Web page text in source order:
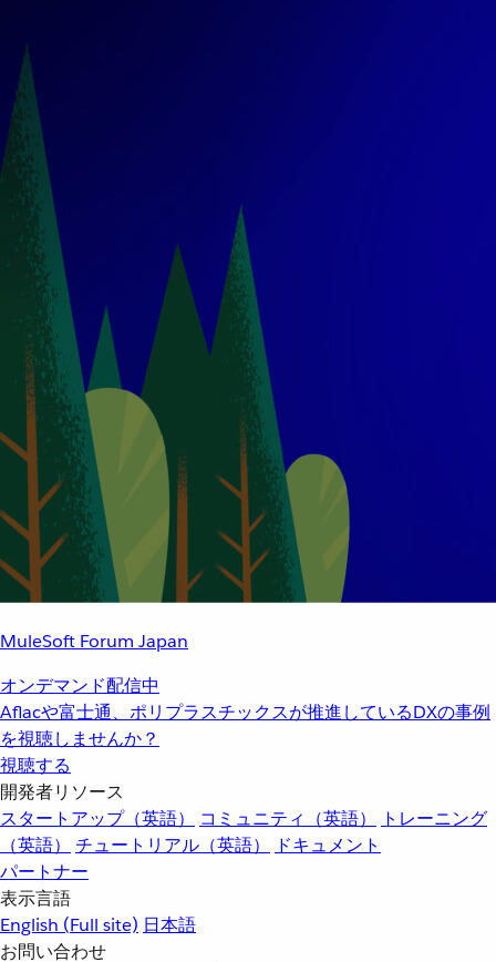
MuleSoft Forum Japan
オンデマンド配信中
Aflacや富士通、ポリプラスチックスが推進しているDXの事例
を視聴しませんか？
視聴する
開発者リソース
スタートアップ（英語）
コミュニティ（英語）
トレーニング
（英語）
チュートリアル（英語）
ドキュメント
パートナー
表示言語
English (Full site) 日本語
お問い合わせ